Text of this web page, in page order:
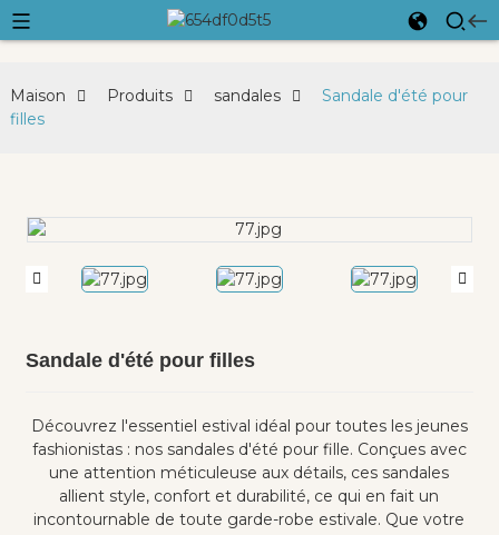
Maison Produits sandales
Sandale d'été pour
filles
Sandale d'été pour filles
Découvrez l'essentiel estival idéal pour toutes les jeunes
fashionistas : nos sandales d'été pour fille. Conçues avec
une attention méticuleuse aux détails, ces sandales
allient style, confort et durabilité, ce qui en fait un
incontournable de toute garde-robe estivale. Que votre